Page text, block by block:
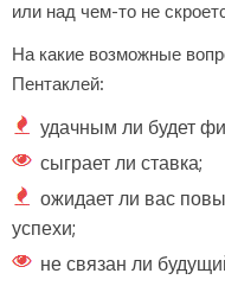
или над чем-то не
На какие возможные
Пентаклей:
удачным ли будет
сыграет ли ставка;
ожидает ли вас
успехи;
не связан ли